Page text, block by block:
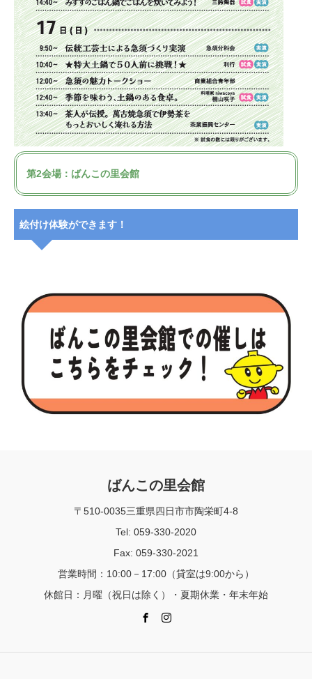
第2会場：ばんこの里会館
絵付け体験ができます！
ばんこの里会館
〒510-0035三重県四日市市陶栄町4-8
Tel: 059-330-2020
Fax: 059-330-2021
営業時間：10:00－17:00（貸室は9:00から）
休館日：月曜（祝日は除く）・夏期休業・年末年始